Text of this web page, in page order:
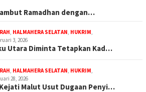
Ramadhan dengan…
, HALMAHERA SELATAN, HUKRIM,
3, 2026
Utara Diminta Tetapkan Kad…
, HALMAHERA SELATAN, HUKRIM,
28, 2026
Kejati Malut Usut Dugaan Penyi…